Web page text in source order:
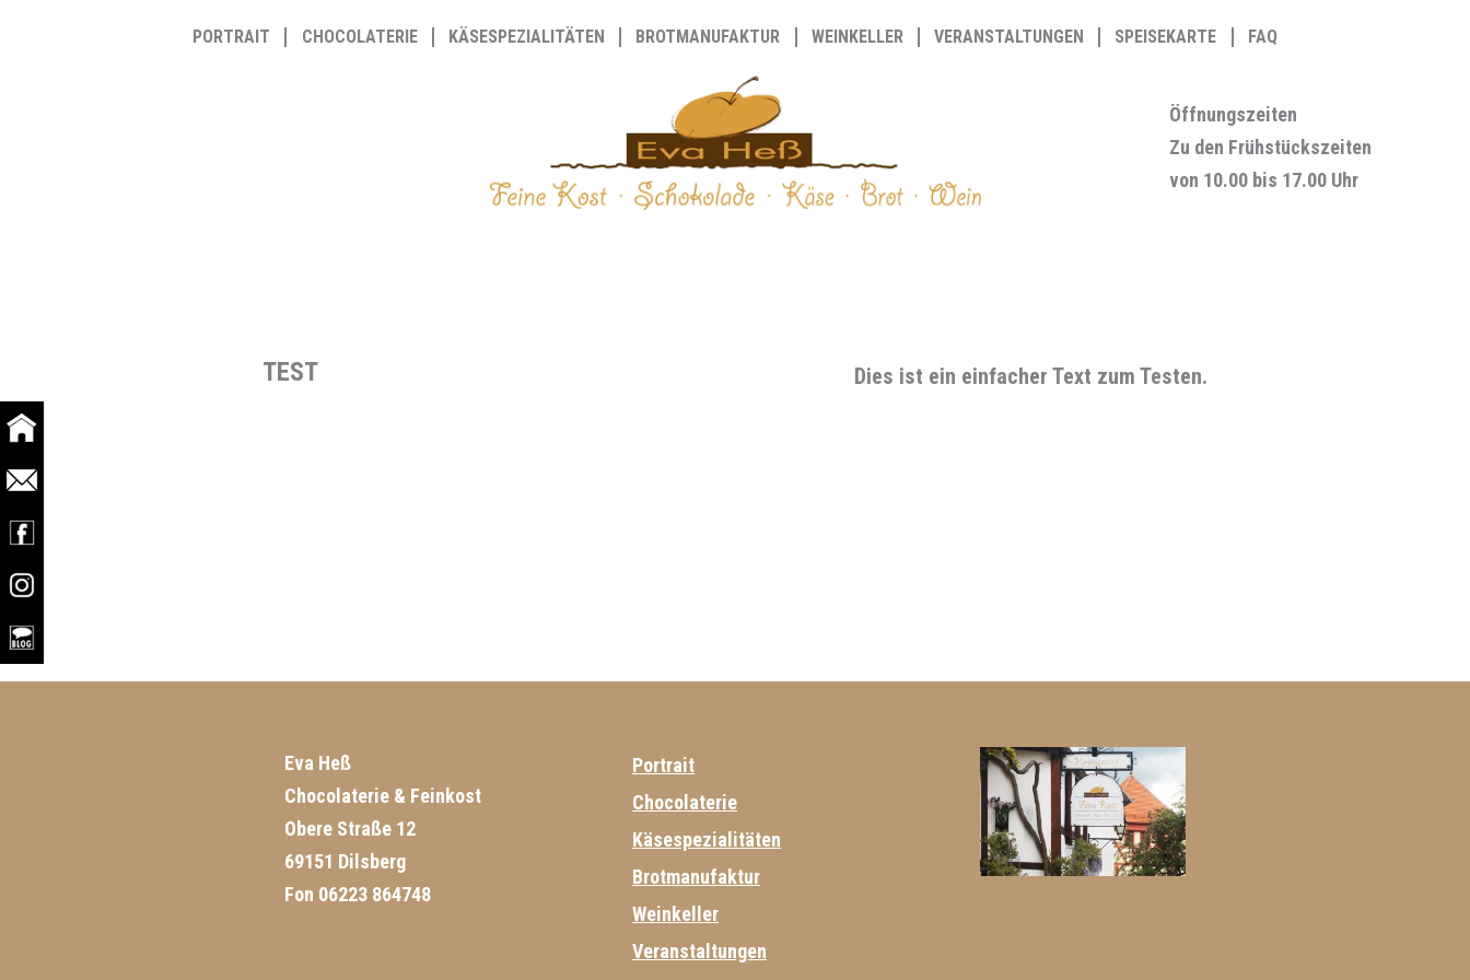
PORTRAIT CHOCOLATERIE KÄSESPEZIALITÄTEN BROTMANUFAKTUR WEINKELLER VERANSTALTUNGEN SPEISEKARTE FAQ
Öffnungszeiten
Zu den Frühstückszeiten
von 10.00 bis 17.00 Uhr
TEST Dies ist ein einfacher Text zum Testen.
Eva Heß
Chocolaterie & Feinkost
Obere Straße 12
69151 Dilsberg
Fon 06223 864748
Portrait
Chocolaterie
Käsespezialitäten
Brotmanufaktur
Weinkeller
Veranstaltungen